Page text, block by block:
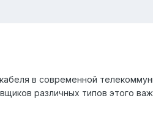
в современной
различных типов этого